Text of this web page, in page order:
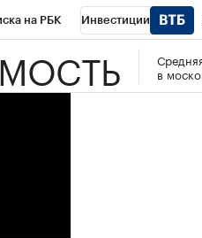
на РБК Инвестиции
Спорт Школа управления
в